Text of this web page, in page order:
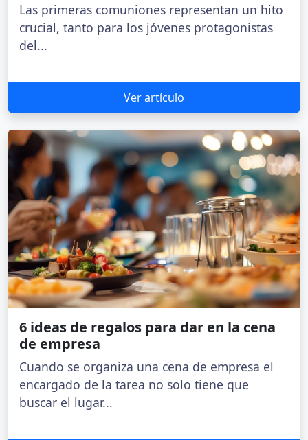
Las primeras comuniones representan un hito
crucial, tanto para los jóvenes protagonistas
del...
Ver artículo
6 ideas de regalos para dar en la cena
de empresa
Cuando se organiza una cena de empresa el
encargado de la tarea no solo tiene que
buscar el lugar...